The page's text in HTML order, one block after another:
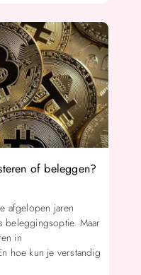
of beleggen?
afgelopen jaren
beleggingsoptie. Maar
in
hoe kun je verstandig